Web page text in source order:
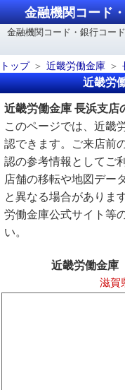
金融機関コード
金融機関コード・銀行コー
トップ
近畿労働金庫
近畿労
近畿労働金庫 長浜支店
このページでは、近畿
認できます。ご来店前
認の参考情報としてご
店舗の移転や地図デー
と異なる場合がありま
労働金庫公式サイト等
い。
近畿労働金庫
滋賀